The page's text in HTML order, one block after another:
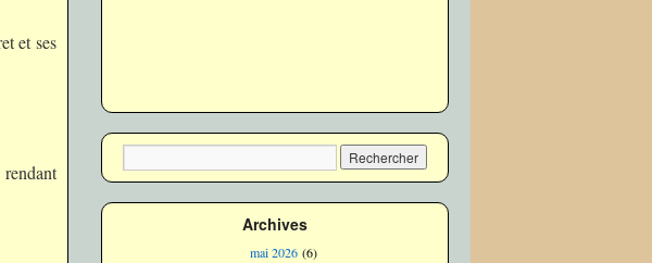
et ses
Archives
mai 2026(6)